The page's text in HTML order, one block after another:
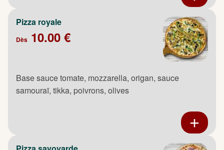
Pizza royale
Dès 10.00 €
Base sauce tomate, mozzarella, origan, sauce
samouraï, tikka, poivrons, olives